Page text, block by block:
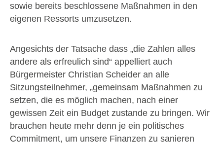
sowie bereits beschlossene Maßnahmen in den
eigenen Ressorts umzusetzen.
Angesichts der Tatsache dass „die Zahlen alles
andere als erfreulich sind“ appelliert auch
Bürgermeister Christian Scheider an alle
Sitzungsteilnehmer, „gemeinsam Maßnahmen zu
setzen, die es möglich machen, nach einer
gewissen Zeit ein Budget zustande zu bringen. Wir
brauchen heute mehr denn je ein politisches
Commitment, um unsere Finanzen zu sanieren